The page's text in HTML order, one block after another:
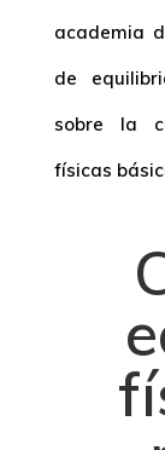
academia
de
sobre la
físicas